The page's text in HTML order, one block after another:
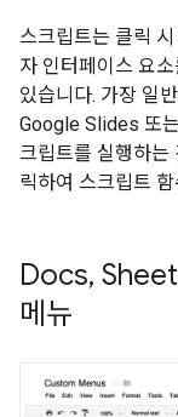
스크립트는 클릭
자 인터페이스 요
있습니다. 가장 일
Google Slides 또
크립트를 실행하는
릭하여 스크립트
Docs,
메뉴